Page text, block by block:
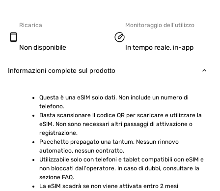
Ricarica
Non disponibile
Monitoraggio dell'utilizzo
In tempo reale, in-app
Informazioni complete sul prodotto
Questa è una eSIM solo dati. Non include un numero di
telefono.
Basta scansionare il codice QR per scaricare e utilizzare la
eSIM. Non sono necessari altri passaggi di attivazione o
registrazione.
Pacchetto prepagato una tantum. Nessun rinnovo
automatico, nessun contratto.
Utilizzabile solo con telefoni e tablet compatibili con eSIM e
non bloccati dall'operatore. In caso di dubbi, consultare la
sezione FAQ.
La eSIM scadrà se non viene attivata entro 2 mesi